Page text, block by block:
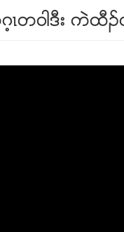
တ၀ါဒီး ကဲထီ